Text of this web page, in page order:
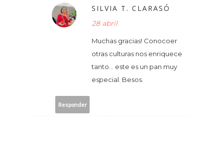
SILVIA T. CLARASÓ
28 abril
Muchas gracias! Conocoer
otras culturas nos enriquece
tanto... este es un pan muy
especial. Besos.
Responder